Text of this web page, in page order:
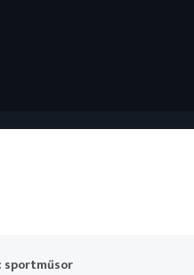
sportműsor